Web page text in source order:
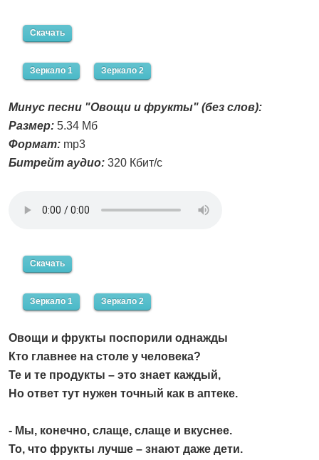
Скачать
Зеркало 1 Зеркало 2
Минус песни "Овощи и фрукты" (без слов):
Размер: 5.34 Мб
Формат: mp3
Битрейт аудио: 320 Кбит/с
Скачать
Зеркало 1 Зеркало 2
Овощи и фрукты поспорили однажды
Кто главнее на столе у человека?
Те и те продукты – это знает каждый,
Но ответ тут нужен точный как в аптеке.
- Мы, конечно, слаще, слаще и вкуснее.
То, что фрукты лучше – знают даже дети.